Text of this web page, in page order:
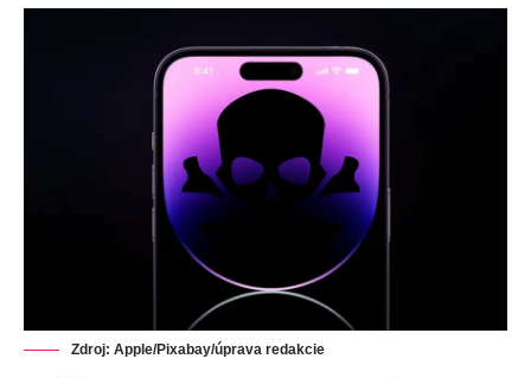
Zdroj: Apple/Pixabay/úprava redakcie